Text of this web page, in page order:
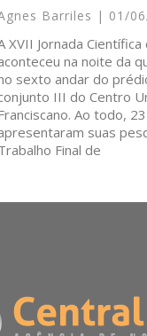
Barriles 01/
XVII Jornada Científica
na noite da
sexto andar do
III do Centro
Ao todo,
suas
Final de